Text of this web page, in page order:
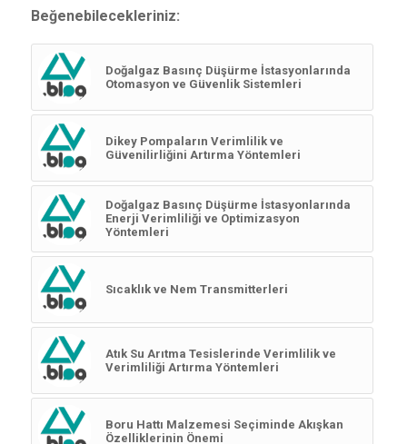
Beğenebilecekleriniz:
Doğalgaz Basınç Düşürme İstasyonlarında
Otomasyon ve Güvenlik Sistemleri
Dikey Pompaların Verimlilik ve
Güvenilirliğini Artırma Yöntemleri
Doğalgaz Basınç Düşürme İstasyonlarında
Enerji Verimliliği ve Optimizasyon
Yöntemleri
Sıcaklık ve Nem Transmitterleri
Atık Su Arıtma Tesislerinde Verimlilik ve
Verimliliği Artırma Yöntemleri
Boru Hattı Malzemesi Seçiminde Akışkan
Özelliklerinin Önemi